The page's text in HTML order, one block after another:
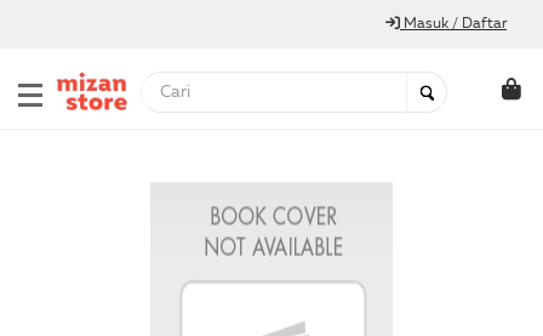
Masuk / Daftar